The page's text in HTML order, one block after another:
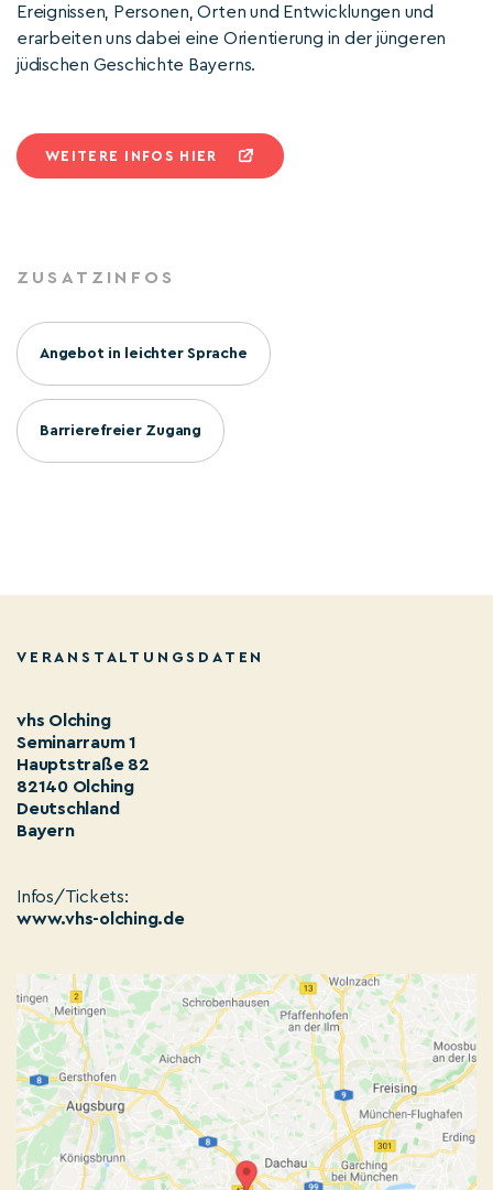
Ereignissen, Personen, Orten und Entwicklungen und
erarbeiten uns dabei eine Orientierung in der jüngeren
jüdischen Geschichte Bayerns.
WEITERE INFOS HIER
ZUSATZINFOS
Angebot in leichter Sprache
Barrierefreier Zugang
VERANSTALTUNGSDATEN
vhs Olching
Seminarraum 1
Hauptstraße 82
82140 Olching
Deutschland
Bayern
Infos/Tickets:
www.vhs-olching.de